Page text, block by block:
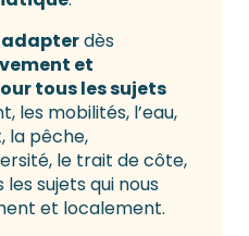
adapterdès
et
tous les sujets
les mobilités, l’eau,
la pêche,
le trait de côte,
sujets qui nous
et localement.